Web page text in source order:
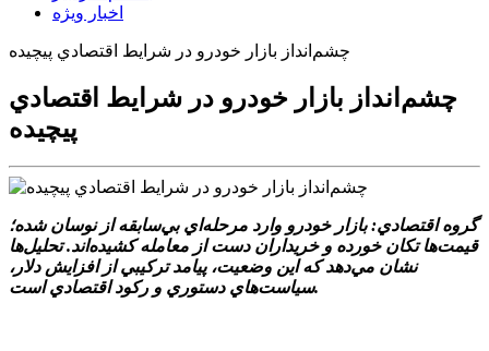
اخبار ویژه
چشم‌انداز بازار خودرو در شرايط اقتصادي پيچيده
چشم‌انداز بازار خودرو در شرايط اقتصادي
پيچيده
گروه اقتصادي: بازار خودرو وارد مرحله‌اي بي‌سابقه از نوسان شده؛
قيمت‌ها تکان خورده و خريداران دست از معامله کشيده‌اند. تحليل‌ها
نشان مي‌دهد که اين وضعيت، پيامد ترکيبي از افزايش دلار،
سياست‌هاي دستوري و رکود اقتصادي است.